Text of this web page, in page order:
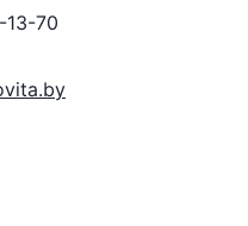
70